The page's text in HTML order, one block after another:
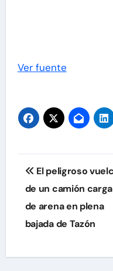
Ver fuente
de
entradas
El peligroso
de un camión
de arena en plena
bajada de Tazón